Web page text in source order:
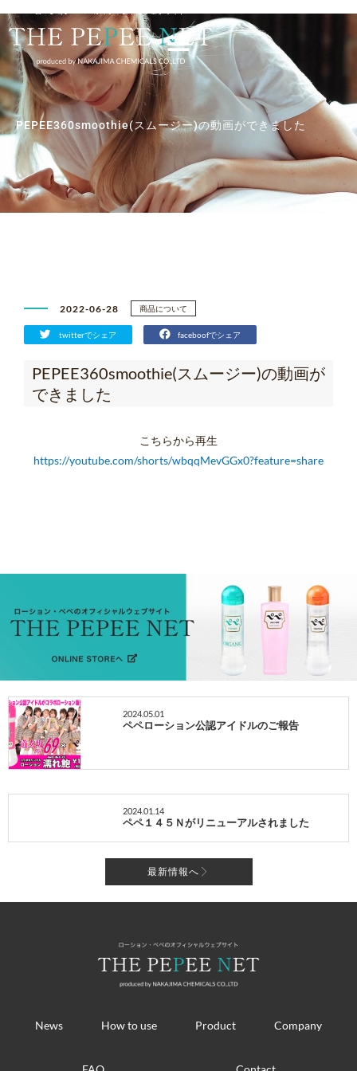
容
ス
キ
ッ
プ
PEPEE360smoothie(スムージー)の動画ができました
2022-06-28 商品について
twitterでシェア faceboofでシェア
PEPEE360smoothie(スムージー)の動画が
できました
こちらから再生
https://youtube.com/shorts/wbqqMevGGx0?feature=share
2024.05.01
ペペローション公認アイドルのご報告
2024.01.14
ペペ１４５Ｎがリニューアルされました
最新情報へ
News How to use Product Company